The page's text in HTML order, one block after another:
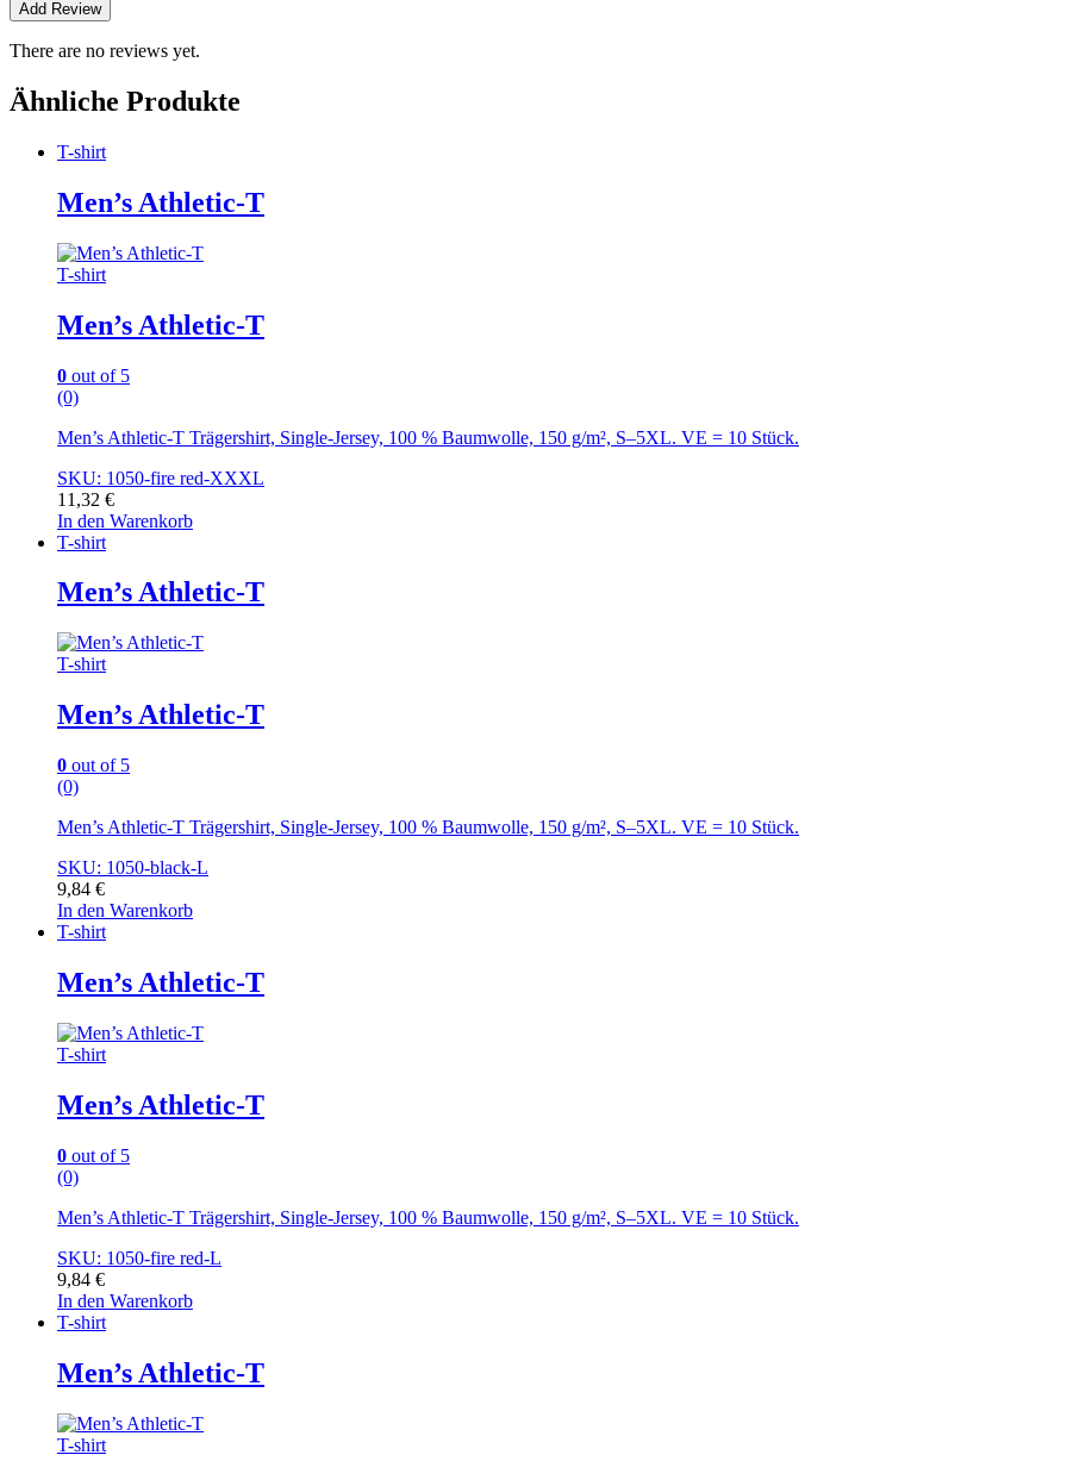
There are no reviews yet.
Ähnliche Produkte
T-shirt
Men’s Athletic-T
T-shirt
Men’s Athletic-T
0 out of 5
(0)
Men’s Athletic-T Trägershirt, Single-Jersey, 100 % Baumwolle, 150 g/m², S–5XL. VE = 10 Stück.
SKU: 1050-fire red-XXXL
11,32 €
In den Warenkorb
T-shirt
Men’s Athletic-T
T-shirt
Men’s Athletic-T
0 out of 5
(0)
Men’s Athletic-T Trägershirt, Single-Jersey, 100 % Baumwolle, 150 g/m², S–5XL. VE = 10 Stück.
SKU: 1050-black-L
9,84 €
In den Warenkorb
T-shirt
Men’s Athletic-T
T-shirt
Men’s Athletic-T
0 out of 5
(0)
Men’s Athletic-T Trägershirt, Single-Jersey, 100 % Baumwolle, 150 g/m², S–5XL. VE = 10 Stück.
SKU: 1050-fire red-L
9,84 €
In den Warenkorb
T-shirt
Men’s Athletic-T
T-shirt